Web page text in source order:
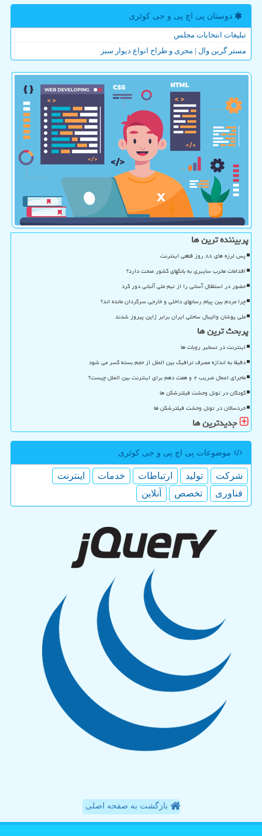
دوستان پی اچ پی و جی كوئری
تبلیغات انتخابات مجلس
مستر گرین وال | مجری و طراح انواع دیوار سبز
پربیننده ترین ها
پس لرزه های ۸۸ روز قطعی اینترنت
اقدامات مخرب سایبری به بانکهای کشور صحت دارد؟
حضور در استقلال آسانی را از تیم ملی آلبانی دور کرد
چرا مردم بین پیام رسانهای داخلی و خارجی سرگردان مانده اند؟
ملی پوشان والیبال ساحلی ایران برابر ژاپن پیروز شدند
پربحث ترین ها
اینترنت در تسخیر روبات ها
دقیقا به اندازه مصرف ترافیک بین الملل از حجم بسته کسر می شود
ماجرای اعمال ضریب ۲ و هفت دهم برای اینترنت بین الملل چیست؟
کودکان در تونل وحشت فیلترشکن ها
خردسالان در تونل وحشت فیلترشکن ها
جدیدترین ها
موضوعات پی اچ پی و جی كوئری
شركت تولید ارتباطات خدمات
اینترنت
فناوری
تخصص آنلاین
بازگشت به صفحه اصلی